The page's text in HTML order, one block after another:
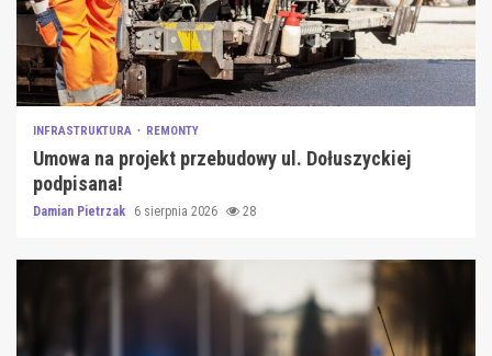
INFRASTRUKTURA REMONTY
Umowa na projekt przebudowy ul. Dołuszyckiej
podpisana!
Damian Pietrzak 6 sierpnia 2026 28